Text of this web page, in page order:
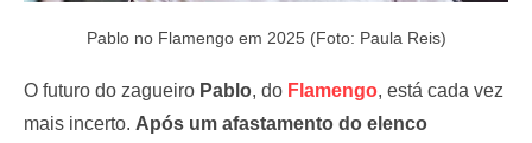
Pablo no Flamengo em 2025 (Foto: Paula Reis)
O futuro do zagueiro Pablo, do Flamengo, está cada vez
mais incerto. Após um afastamento do elenco